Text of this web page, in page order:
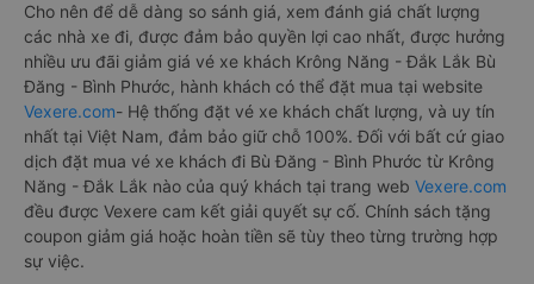
Cho nên để dễ dàng so sánh giá, xem đánh giá chất lượng
các nhà xe đi, được đảm bảo quyền lợi cao nhất, được hưởng
nhiều ưu đãi giảm giá vé xe khách Krông Năng - Đắk Lắk Bù
Đăng - Bình Phước, hành khách có thể đặt mua tại website
Vexere.com- Hệ thống đặt vé xe khách chất lượng, và uy tín
nhất tại Việt Nam, đảm bảo giữ chỗ 100%. Đối với bất cứ giao
dịch đặt mua vé xe khách đi Bù Đăng - Bình Phước từ Krông
Năng - Đắk Lắk nào của quý khách tại trang web Vexere.com
đều được Vexere cam kết giải quyết sự cố. Chính sách tặng
coupon giảm giá hoặc hoàn tiền sẽ tùy theo từng trường hợp
sự việc.